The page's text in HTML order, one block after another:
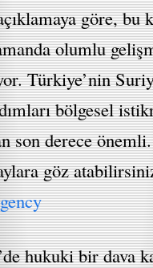
göre, bu
olumlu
Türkiye’nin
bölgesel
son derece
göz
hukuki bir dava